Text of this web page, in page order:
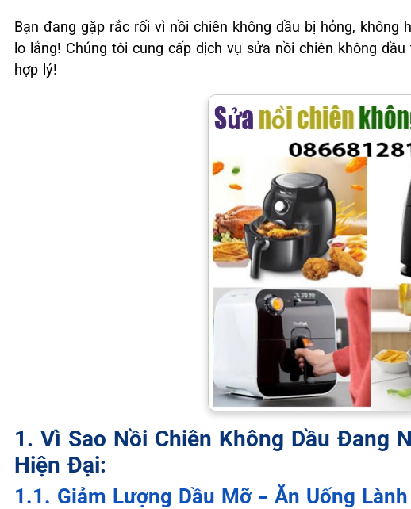
Bạn đang gặp rắc rối vì nồi chiên không dầu bị hỏng,
lo lắng! Chúng tôi cung cấp dịch vụ sửa nồi chiên không
hợp lý!
1. Vì Sao Nồi Chiên Không Dầu Đang
Hiện Đại:
1.1. Giảm Lượng Dầu Mỡ – Ăn Uống